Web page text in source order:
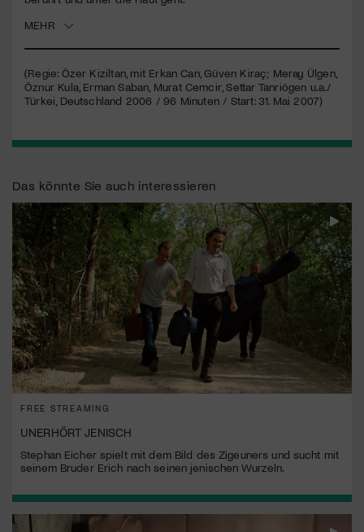
MEHR
(Regie: Özer Kiziltan, mit Erkan Can, Güven Kiraç; Meray Ülgen,
Öznur Kula, Erman Saban, Murat Cemcir, Settar Tanriögen u.a./
Türkei, Deutschland 2006 / 96 Minuten / Start: 31. Mai 2007)
Das könnte Sie auch interessieren
FREE STREAMING
UNERHÖRT JENISCH
Stephan Eicher spielt mit dem Bild des Zigeuners und sucht mit
seinem Bruder Erich nach seinen jenischen Wurzeln.